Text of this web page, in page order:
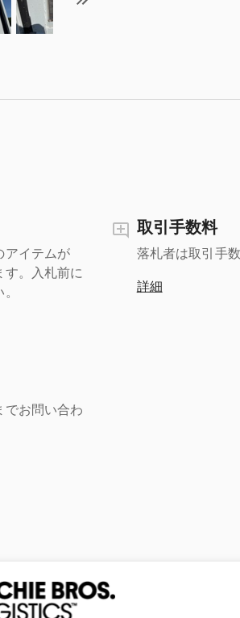
アイテムが
す。入札前に
取引手数料
落札者は取引手
詳細
でお問い合わ